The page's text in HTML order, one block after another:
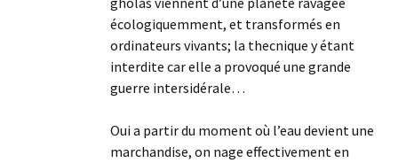
écologiquemment, et transformés en
ordinateurs vivants; la thecnique y étant
interdite car elle a provoqué une grande
guerre intersidérale…
Oui a partir du moment où l’eau devient une
marchandise, on nage effectivement en